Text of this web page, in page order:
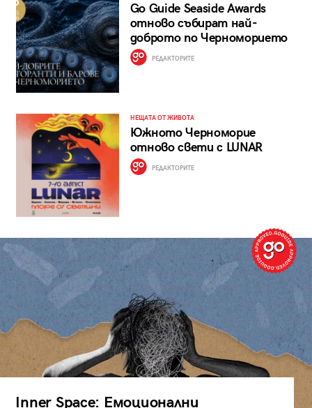
Go Guide Seaside Awards
отново събират най-
доброто по Черноморието
РЕДАКТОРИТЕ
НЕЩАТА ОТ ЖИВОТА
Южното Черноморие
отново свети с LUNAR
РЕДАКТОРИТЕ
Inner Space: Емоционални